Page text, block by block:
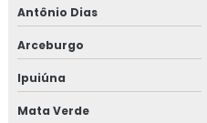
Antônio Dias
Arceburgo
Ipuiúna
Mata Verde